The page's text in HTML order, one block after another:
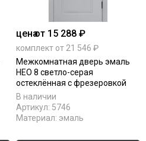
ценаот 15 288 ₽
комплект от 21 546 ₽
Межкомнатная дверь эмаль
НЕО 8 светло-серая
остеклённая с фрезеровкой
В наличии
Артикул: 5746
Материал: эмаль